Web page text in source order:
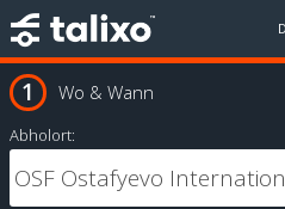
Wo & Wann
Abholort: